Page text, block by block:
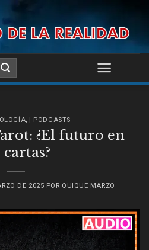
, | PODCASTS
¿El futuro en
cartas?
DE 2025 POR QUIQUE MARZO